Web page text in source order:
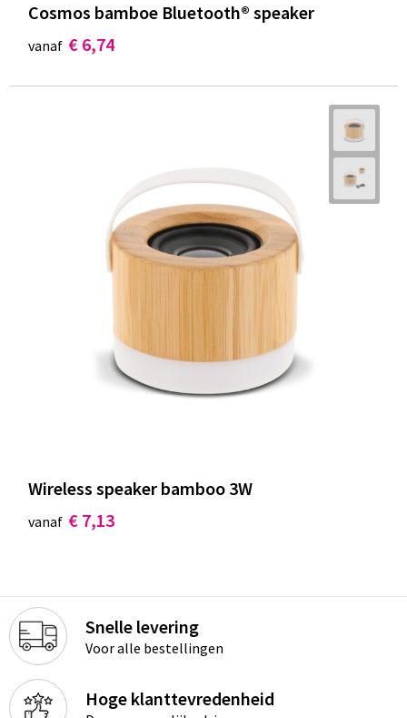
Cosmos bamboe Bluetooth® speaker
vanaf € 6,74
Wireless speaker bamboo 3W
vanaf € 7,13
Snelle levering
Voor alle bestellingen
Hoge klanttevredenheid